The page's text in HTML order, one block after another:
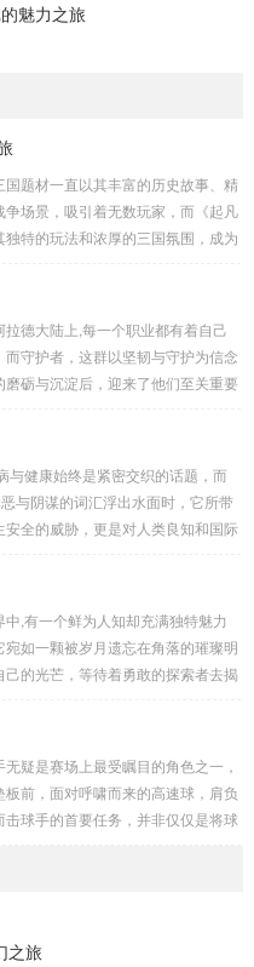
魅力之旅
题材一直以其丰富的历史故事、精
场景，吸引着无数玩家，而《起凡
特的玩法和浓厚的三国氛围，成为
段热血的三国对战之旅。 《起凡
领，如勇猛无双的吕布、足智多谋
羽等，率领自己的军队在战场上冲锋
每一场战斗都充满了变...
德大陆上,每一个职业都有着自己
守护者，这群以坚韧与守护为信念
砺与沉淀后，迎来了他们至关重要
守护的重任，他们身躯魁梧，手持
，他们凭借着基础的技能和坚定的
着经验，不断成长，无论是在阴森
火纷飞的前线战场，守...
与健康始终是紧密交织的话题，而
与阴谋的词汇浮出水面时，它所带
全的威胁，更是对人类良知和国际
实现其不可告人的目的，秘密设立
着违背人道、危害全球的勾当。 从
曾经给人类带来过惨痛的教训，在
利用细菌、病毒...
,有一个鲜为人知却充满独特魅力
如一颗被岁月遗忘在角落的璀璨明
的光芒，等待着勇敢的探索者去揭
入云的山脉连绵起伏，像是大自然
仿佛是大自然赐予这片土地的皇
郁郁葱葱的森林，森林里树木种类繁
阳光只能透过枝叶的缝隙...
疑是赛场上最受瞩目的角色之一，
前，面对呼啸而来的高速球，肩负
球手的首要任务，并非仅仅是将球
时间内，准确判断球的速度、方向
球动作，这不仅要求击球手具备出
之旅